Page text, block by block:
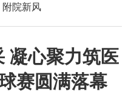
附院新风
凝心聚力筑医
赛圆满落幕